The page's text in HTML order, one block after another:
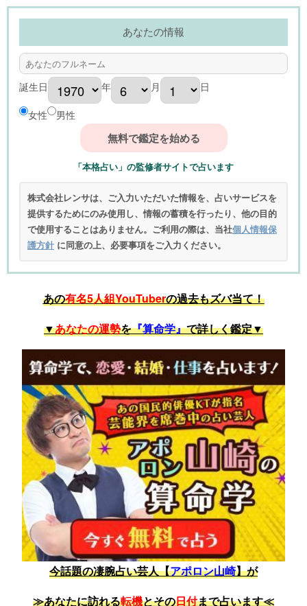
あなたの情報
誕生日 年 月 日
女性 男性
「本格占い」の監修者サイトで占います
株式会社レンサは、ご入力いただいた情報を、占いサービスを
提供するためにのみ使用し、情報の蓄積を行ったり、他の目的
で使用することはありません。ご利用の際は、当社個人情報保
護方針 に同意の上、必要事項をご入力ください。
あの有名5人組YouTuberの過去もズバ当て！
▼あなたの運勢を『算命学』で詳しく鑑定▼
今話題の凄腕占い芸人【アポロン山崎】が
≫あなたに訪れる転機とその日付まで占います≪